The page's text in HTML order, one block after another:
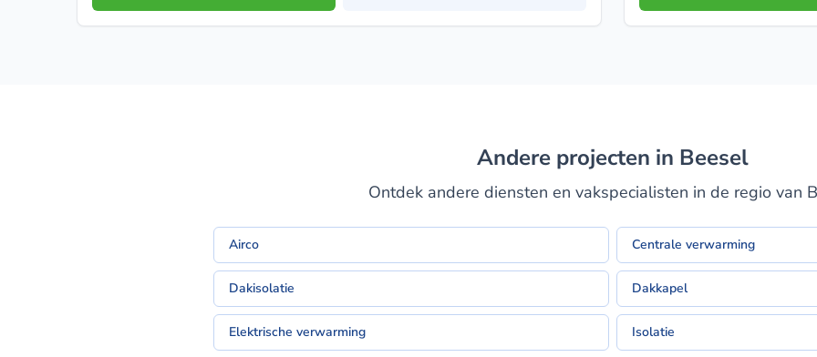
Andere projecten in Beesel
Ontdek andere diensten en vakspecialisten in de regio van
Airco Centrale verwarming
Dakisolatie Dakkapel
Elektrische verwarming Isolatie